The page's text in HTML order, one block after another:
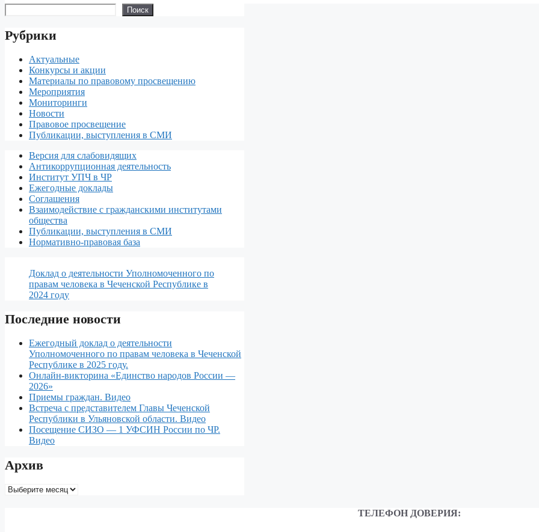
Поиск Поиск
Рубрики
Актуальные
Конкурсы и акции
Материалы по правовому просвещению
Мероприятия
Мониторинги
Новости
Правовое просвещение
Публикации, выступления в СМИ
Версия для слабовидящих
Антикоррупционная деятельность
Институт УПЧ в ЧР
Ежегодные доклады
Соглашения
Взаимодействие с гражданскими институтами
общества
Публикации, выступления в СМИ
Нормативно-правовая база
Доклад о деятельности Уполномоченного по
правам человека в Чеченской Республике в
2024 году
Последние новости
Ежегодный доклад о деятельности
Уполномоченного по правам человека в Чеченской
Республике в 2025 году.
Онлайн-викторина «Единство народов России —
2026»
Приемы граждан. Видео
Встреча с представителем Главы Чеченской
Республики в Ульяновской области. Видео
Посещение СИЗО — 1 УФСИН России по ЧР.
Видео
Архив
Архив
ТЕЛЕФОН ДОВЕРИЯ: